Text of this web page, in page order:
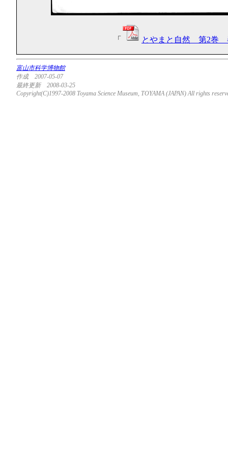
「 とやまと自然 第2巻
富山市科学博物館
作成 2007-05-07
最終更新 2008-03-25
Copyright(C)1997-2008 Toyama Science Museum, TOYAMA (JAPAN) All rights